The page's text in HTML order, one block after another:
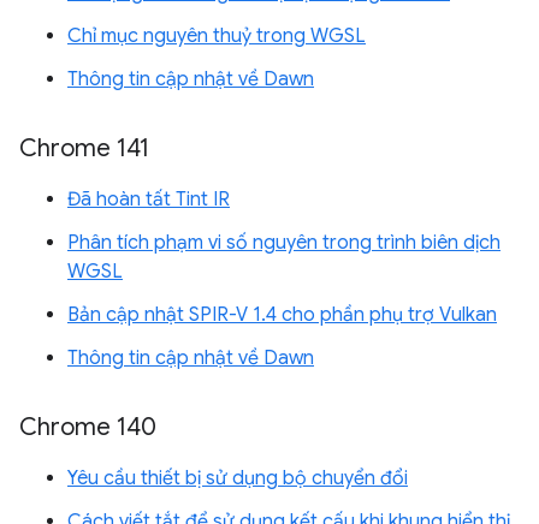
Chỉ mục nguyên thuỷ trong WGSL
Thông tin cập nhật về Dawn
Chrome 141
Đã hoàn tất Tint IR
Phân tích phạm vi số nguyên trong trình biên dịch
WGSL
Bản cập nhật SPIR-V 1.4 cho phần phụ trợ Vulkan
Thông tin cập nhật về Dawn
Chrome 140
Yêu cầu thiết bị sử dụng bộ chuyển đổi